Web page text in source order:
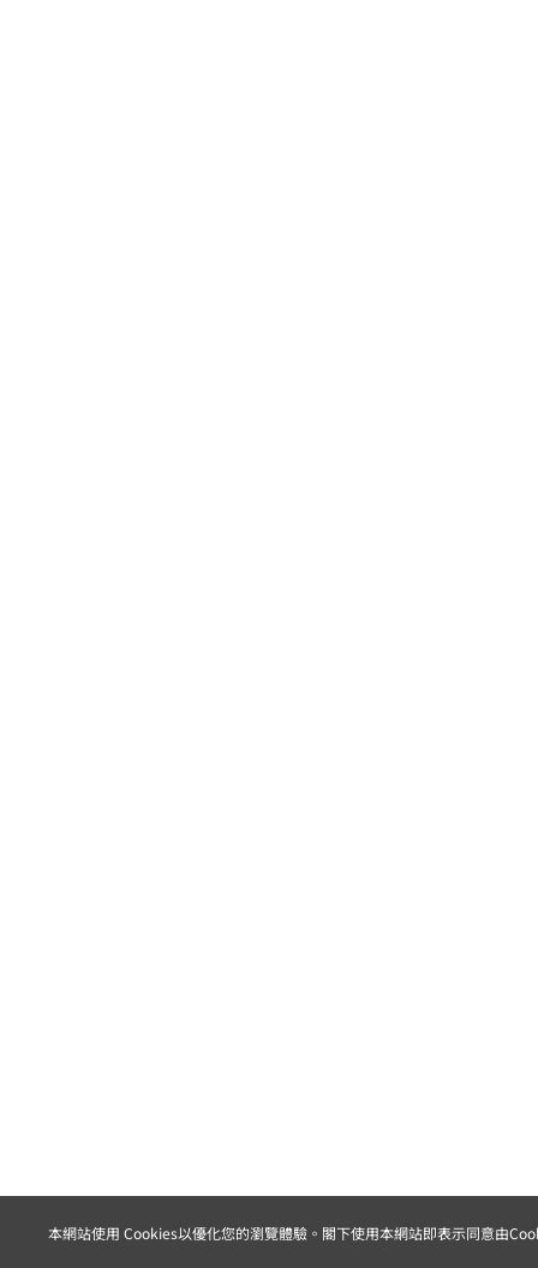
本網站使用 Cookies以優化您的瀏覽體驗。閣下使用本網站即表示同意由